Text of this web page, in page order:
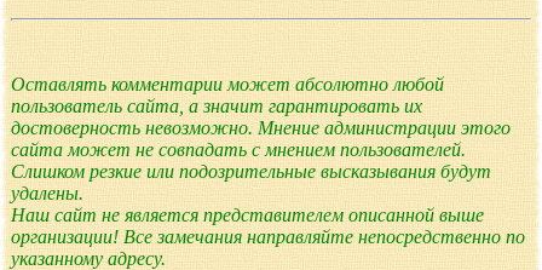
Оставлять комментарии может абсолютно любой
пользователь сайта, а значит гарантировать их
достоверность невозможно. Мнение администрации этого
сайта может не совпадать с мнением пользователей.
Слишком резкие или подозрительные высказывания будут
удалены.
Наш сайт не является представителем описанной выше
организации! Все замечания направляйте непосредственно по
указанному адресу.